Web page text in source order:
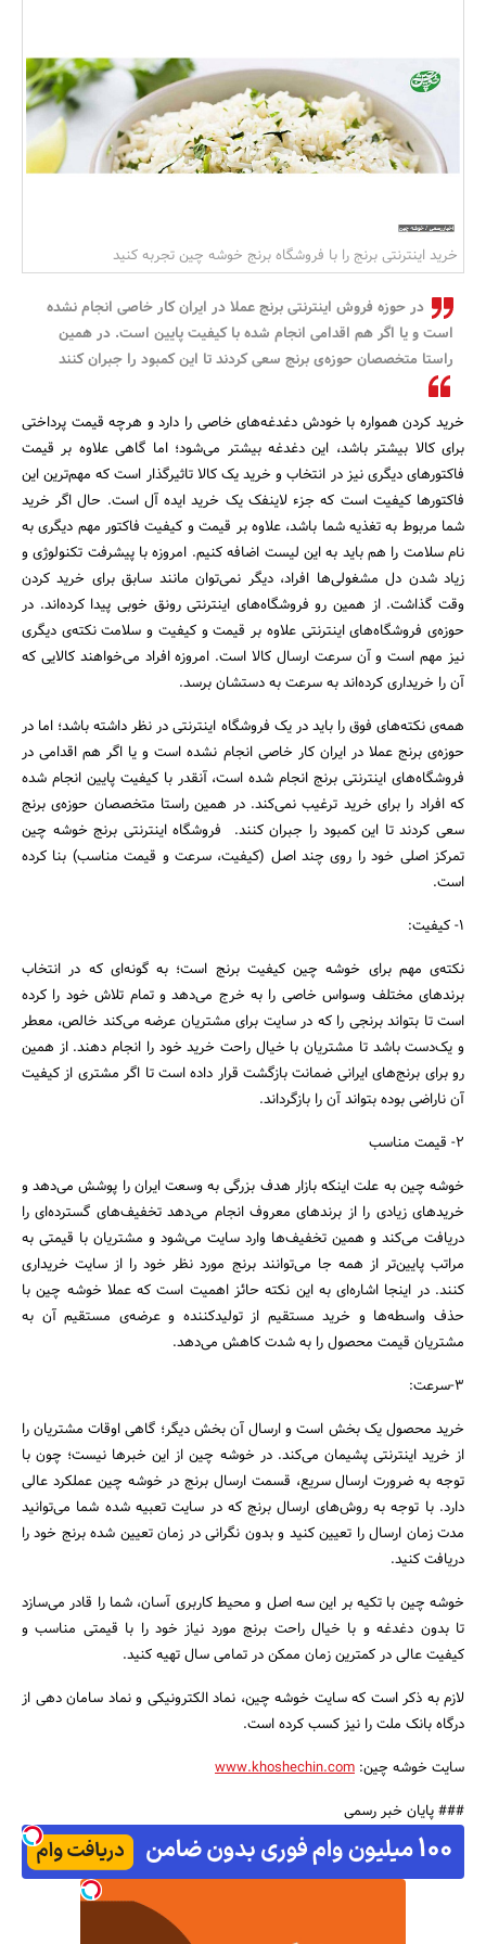
مسکن و ساختمان
جستجو
خرید اینترنتی برنج را با فروشگاه برنج خوشه چین تجربه کنید
در حوزه فروش اینترنتی برنج عملا در ایران کار خاصی انجام نشده
است و یا اگر هم اقدامی انجام شده با کیفیت پایین است. در همین
راستا متخصصان حوزه‌ی برنج سعی کردند تا این کمبود را جبران کنند
خرید کردن همواره با خودش دغدغه‌های خاصی را دارد و هرچه قیمت پرداختی
برای کالا بیشتر باشد، این دغدغه بیشتر می‌شود؛ اما گاهی علاوه بر قیمت
فاکتورهای دیگری نیز در انتخاب و خرید یک کالا تاثیرگذار است که مهم‌ترین این
فاکتورها کیفیت است که جزء لاینفک یک خرید ایده آل است. حال اگر خرید
شما مربوط به تغذیه شما باشد، علاوه بر قیمت و کیفیت فاکتور مهم دیگری به
نام سلامت را هم باید به این لیست اضافه کنیم. امروزه با پیشرفت تکنولوژی و
زیاد شدن دل مشغولی‌ها افراد، دیگر نمی‌توان مانند سابق برای خرید کردن
وقت گذاشت. از همین رو فروشگاه‌های اینترنتی رونق خوبی پیدا کرده‌اند. در
حوزه‌ی فروشگاه‌های اینترنتی علاوه بر قیمت و کیفیت و سلامت نکته‌ی دیگری
نیز مهم است و آن سرعت ارسال کالا است. امروزه افراد می‌خواهند کالایی که
آن را خریداری کرده‌اند به سرعت به دستشان برسد.
همه‌ی نکته‌های فوق را باید در یک فروشگاه اینترنتی در نظر داشته باشد؛ اما در
حوزه‌ی برنج عملا در ایران کار خاصی انجام نشده است و یا اگر هم اقدامی‌ در
فروشگاه‌های اینترنتی برنج انجام شده است، آنقدر با کیفیت پایین انجام شده
که افراد را برای خرید ترغیب نمی‌کند. در همین راستا متخصصان حوزه‌ی برنج
سعی کردند تا این کمبود را جبران کنند. فروشگاه اینترنتی برنج خوشه چین
تمرکز اصلی خود را روی چند اصل (کیفیت، سرعت و قیمت مناسب) بنا کرده
است.
1- کیفیت:
نکته‌ی مهم برای خوشه چین کیفیت برنج است؛ به گونه‌ای که در انتخاب
برندهای مختلف وسواس خاصی را به خرج می‌دهد و تمام تلاش خود را کرده
است تا بتواند برنجی را که در سایت برای مشتریان عرضه می‌کند خالص، معطر
و یک‌دست باشد تا مشتریان با خیال راحت خرید خود را انجام دهند. از همین
رو برای برنج‌های ایرانی ضمانت بازگشت قرار داده است تا اگر مشتری از کیفیت
آن ناراضی بوده بتواند آن را بازگرداند.
2- قیمت مناسب
خوشه چین به علت اینکه بازار هدف بزرگی به وسعت ایران را پوشش می‌دهد و
خریدهای زیادی را از برندهای معروف انجام می‌دهد تخفیف‌های گسترده‌ای را
دریافت می‌کند و همین تخفیف‌ها وارد سایت می‌شود و مشتریان با قیمتی به
مراتب پایین‌تر از همه جا می‌توانند برنج مورد نظر خود را از سایت خریداری
کنند. در اینجا اشاره‌ای به این نکته حائز اهمیت است که عملا خوشه چین با
حذف واسطه‌ها و خرید مستقیم از تولیدکننده و عرضه‌ی مستقیم آن به
مشتریان قیمت محصول را به شدت کاهش می‌دهد.
3-سرعت:
خرید محصول یک بخش است و ارسال آن بخش دیگر؛ گاهی اوقات مشتریان را
از خرید اینترنتی پشیمان می‌کند. در خوشه چین از این خبرها نیست؛ چون با
توجه به ضرورت ارسال سریع، قسمت ارسال برنج در خوشه چین عملکرد عالی
دارد. با توجه به روش‌های ارسال برنج که در سایت تعبیه شده شما می‌توانید
مدت زمان ارسال را تعیین کنید و بدون نگرانی در زمان تعیین شده برنج خود را
دریافت کنید.
خوشه چین با تکیه بر این سه اصل و محیط کاربری آسان، شما را قادر می‌سازد
تا بدون دغدغه و با خیال راحت برنج مورد نیاز خود را با قیمتی مناسب و
کیفیت عالی در کمترین زمان ممکن در تمامی‌ سال تهیه کنید.
لازم به ذکر است که سایت خوشه چین، نماد الکترونیکی و نماد سامان دهی از
درگاه بانک ملت را نیز کسب کرده است.
سایت خوشه چین: www.khoshechin.com
### پایان خبر رسمی